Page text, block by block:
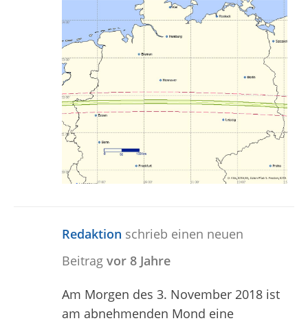
Redaktion schrieb einen neuen
Beitrag vor 8 Jahre
Am Morgen des 3. November 2018 ist
am abnehmenden Mond eine